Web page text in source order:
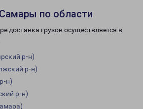
по области
доставка грузов осуществляется в
р-н)
р-н)
н)
р-н)